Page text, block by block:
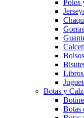
Polos
Botas y
Botas